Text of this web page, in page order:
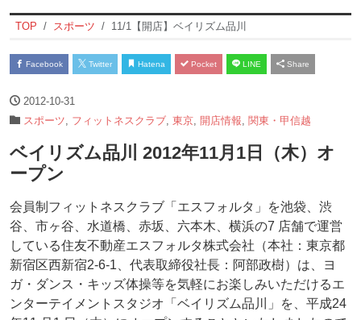
TOP スポーツ 11/1【開店】ベイリズム品川
Facebook Twitter Hatena Pocket LINE Share
2012-10-31
スポーツ
フィットネスクラブ 東京 開店情報 関東・甲信越
ベイリズム品川 2012年11月1日（木）オ
ープン
会員制フィットネスクラブ「エスフォルタ」を池袋、渋
谷、市ヶ谷、水道橋、赤坂、六本木、横浜の7 店舗で運営
している住友不動産エスフォルタ株式会社（本社：東京都
新宿区西新宿2-6-1、代表取締役社長：阿部政樹）は、ヨ
ガ・ダンス・キッズ体操等を気軽にお楽しみいただけるエ
ンターテイメントスタジオ「ベイリズム品川」を、平成24